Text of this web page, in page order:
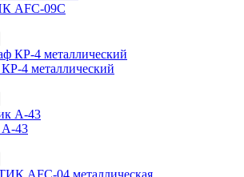
AFC-09С
4 металлический
А-43